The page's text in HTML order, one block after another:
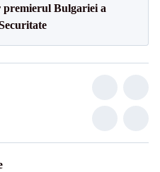
premierul Bulgariei a